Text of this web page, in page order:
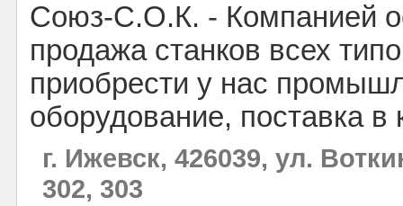
Союз-С.О.К. - Компанией
продажа станков всех
приобрести у нас
оборудование, поставка в
г. Ижевск, 426039, ул.
302, 303